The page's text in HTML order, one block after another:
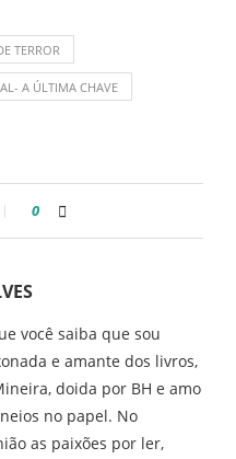
TERROR
A ÚLTIMA CHAVE
0
você saiba que sou
e amante dos livros,
doida por BH e amo
no papel. No
as paixões por ler,